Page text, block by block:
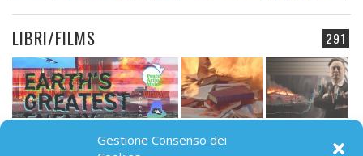
Gestione Consenso dei
291
LIBRI/FILMS